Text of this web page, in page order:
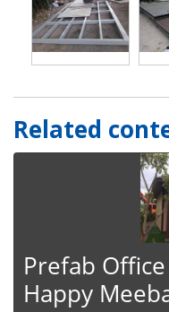
Related
Prefab
Happy